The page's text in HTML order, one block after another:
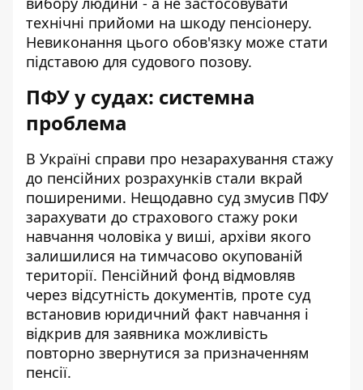
технічні прийоми на шкоду пенсіонеру.
Невиконання цього обов'язку може стати
підставою для судового позову.
ПФУ у судах: системна
проблема
В Україні справи про незарахування стажу
до пенсійних розрахунків стали вкрай
поширеними. Нещодавно суд змусив ПФУ
зарахувати до страхового стажу роки
навчання чоловіка у виші, архіви якого
залишилися на тимчасово окупованій
території. Пенсійний фонд відмовляв
через відсутність документів, проте суд
встановив юридичний факт навчання і
відкрив для заявника можливість
повторно звернутися за призначенням
пенсії.